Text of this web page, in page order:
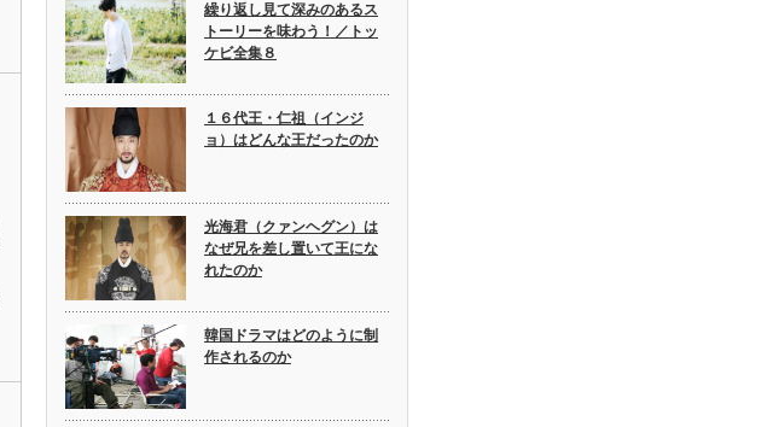
繰り返し見て深みのあるス
トーリーを味わう！／トッ
ケビ全集８
１６代王・仁祖（インジ
ョ）はどんな王だったのか
光海君（クァンヘグン）は
なぜ兄を差し置いて王にな
れたのか
韓国ドラマはどのように制
作されるのか